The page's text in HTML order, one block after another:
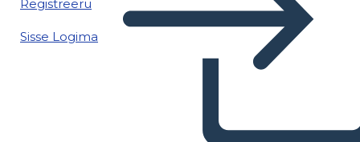
Registreeru
Sisse Logima